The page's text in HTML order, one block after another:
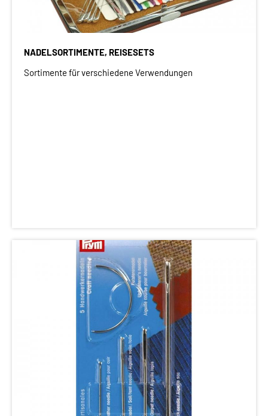
NADELSORTIMENTE, REISESETS
Sortimente für verschiedene Verwendungen